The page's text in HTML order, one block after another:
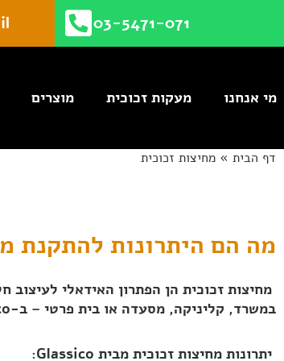
03-5471-071
מי אנחנו מעקות זכוכית מוצרים
דף הבית » מחיצות זכוכית
מה הם היתרונות להתקנת
מחיצות זכוכית הן הפתרון האידאלי
במשרד, קליניקה, מסעדה או בית פרטי – ב-Glassico תמצאו התאמה אישית מלאה לפי מידות, סגנון וצרכים.
יתרונות מחיצות זכוכית מבית Glassico: